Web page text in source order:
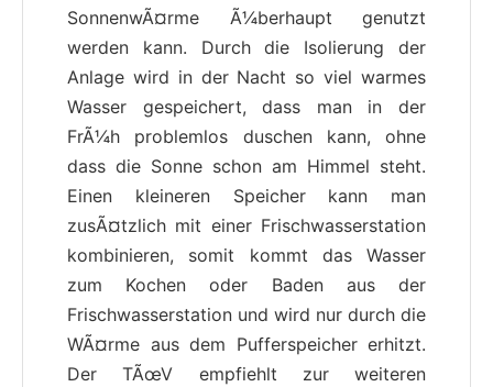
SonnenwÃ¤rme Ã¼berhaupt genutzt
werden kann. Durch die Isolierung der
Anlage wird in der Nacht so viel warmes
Wasser gespeichert, dass man in der
FrÃ¼h problemlos duschen kann, ohne
dass die Sonne schon am Himmel steht.
Einen kleineren Speicher kann man
zusÃ¤tzlich mit einer Frischwasserstation
kombinieren, somit kommt das Wasser
zum Kochen oder Baden aus der
Frischwasserstation und wird nur durch die
WÃ¤rme aus dem Pufferspeicher erhitzt.
Der TÃœV empfiehlt zur weiteren